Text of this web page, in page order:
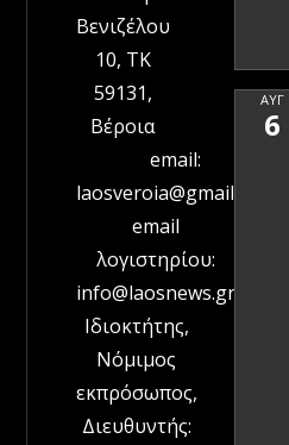
Βενιζέλου
10, ΤΚ
59131,
Βέροια
email:
laosveroia@gmail.com
email
λογιστηρίου:
info@laosnews.gr
Ιδιοκτήτης,
Νόμιμος
εκπρόσωπος,
Διευθυντής:
ΑΥΓ
6